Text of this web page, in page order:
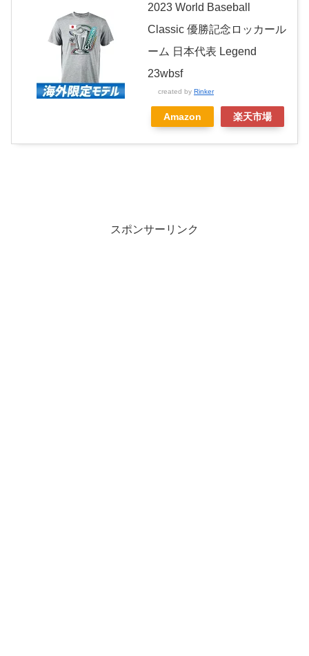
2023 World Baseball
Classic 優勝記念ロッカール
ーム 日本代表 Legend
23wbsf
created by Rinker
Amazon 楽天市場
スポンサーリンク